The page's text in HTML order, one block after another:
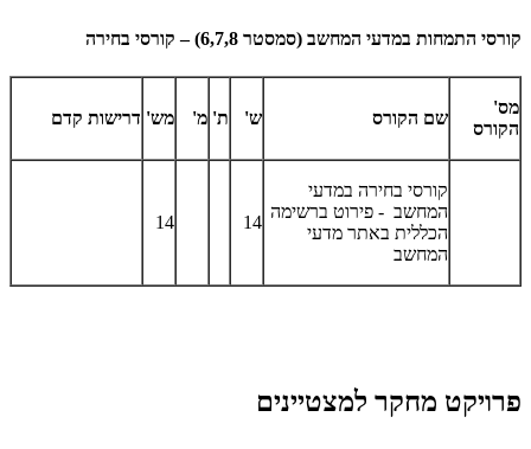
קורסי התמחות במדעי המחשב (סמסטר 6,7,8) – קורסי בחירה
מס'
הקורס
שם הקורס ש' ת' מ' מש' דרישות קדם
קורסי בחירה במדעי
המחשב - פירוט ברשימה
הכללית באתר מדעי
המחשב
14
14
פרויקט מחקר למצטיינים